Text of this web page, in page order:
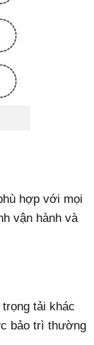
hợp với mọi
vận hành và
tải khác
bảo trì thường